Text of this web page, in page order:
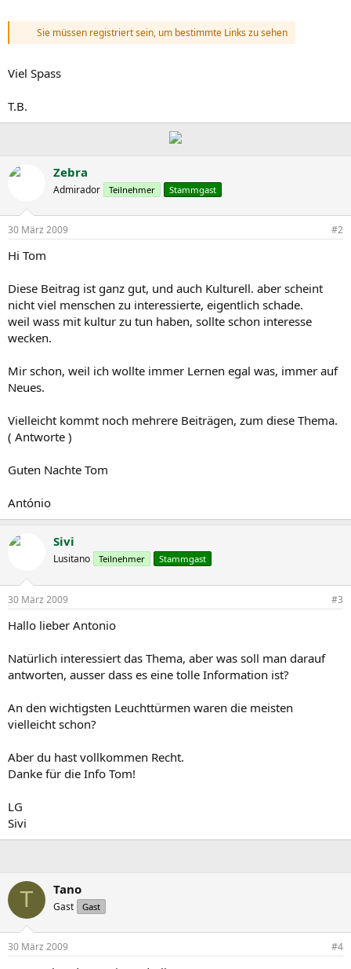
Sie müssen registriert sein, um bestimmte Links zu sehen
Viel Spass
T.B.
Zebra
Admirador Teilnehmer Stammgast
30 März 2009 #2
Hi Tom
Diese Beitrag ist ganz gut, und auch Kulturell. aber scheint
nicht viel menschen zu interessierte, eigentlich schade.
weil wass mit kultur zu tun haben, sollte schon interesse
wecken.
Mir schon, weil ich wollte immer Lernen egal was, immer auf
Neues.
Vielleicht kommt noch mehrere Beiträgen, zum diese Thema.
( Antworte )
Guten Nachte Tom
António
Sivi
Lusitano Teilnehmer Stammgast
30 März 2009 #3
Hallo lieber Antonio
Natürlich interessiert das Thema, aber was soll man darauf
antworten, ausser dass es eine tolle Information ist?
An den wichtigsten Leuchttürmen waren die meisten
vielleicht schon?
Aber du hast vollkommen Recht.
Danke für die Info Tom!
LG
Sivi
T Tano
Gast Gast
30 März 2009 #4